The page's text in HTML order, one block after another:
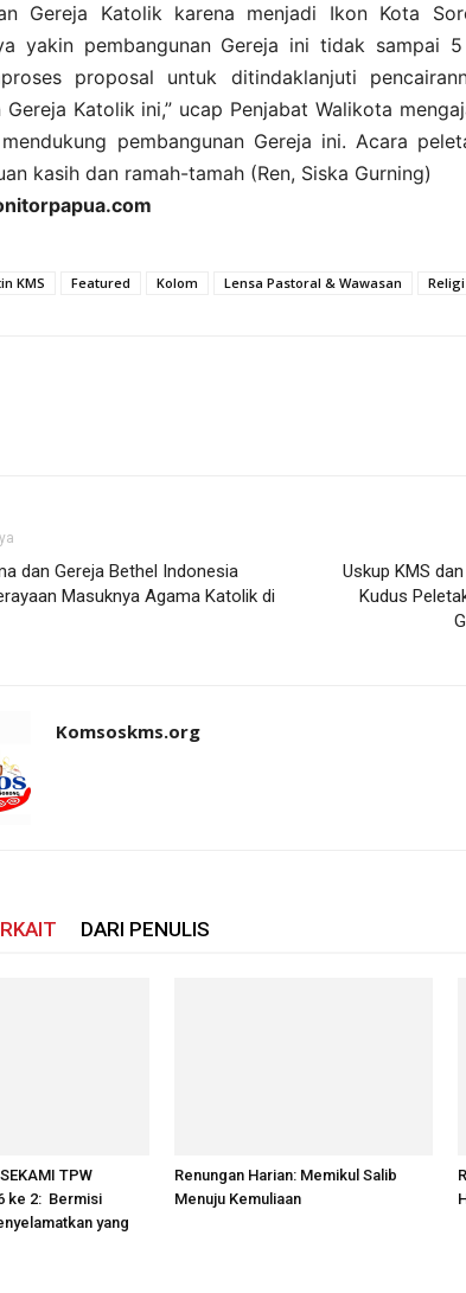
Gereja Katolik karena menjadi Ikon Kota
yakin pembangunan Gereja ini tidak sampai
proposal untuk ditindaklanjuti
Gereja Katolik ini,” ucap Penjabat Walikota
pembangunan Gereja ini. Acara
kasih dan ramah-tamah (Ren, Siska Gurning)
KMS Featured Kolom Lensa Pastoral & Wawasan Religi
dan Gereja Bethel Indonesia
Masuknya Agama Katolik di
Uskup KMS
Kudus
Komsoskms.org
DARI PENULIS
TPW
ke 2: Bermisi
yang
Renungan Harian: Memikul Salib
Menuju Kemuliaan